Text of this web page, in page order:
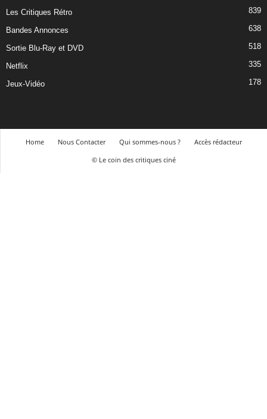
Les Critiques Rétro 839
Bandes Annonces 638
Sortie Blu-Ray et DVD 518
Netflix 335
Jeux-Vidéo 178
Home Nous Contacter Qui sommes-nous ?
Accès rédacteur
© Le coin des critiques ciné